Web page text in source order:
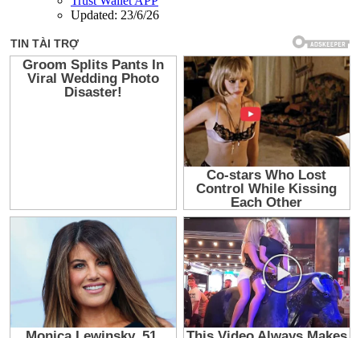
Updated: 23/6/26